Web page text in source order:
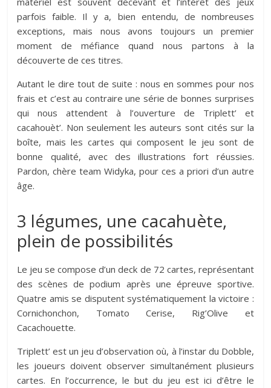
parfois faible. Il y a, bien entendu, de nombreuses
exceptions, mais nous avons toujours un premier
moment de méfiance quand nous partons à la
découverte de ces titres.
Autant le dire tout de suite : nous en sommes pour nos
frais et c’est au contraire une série de bonnes surprises
qui nous attendent à l’ouverture de Triplett’ et
cacahouèt’. Non seulement les auteurs sont cités sur la
boîte, mais les cartes qui composent le jeu sont de
bonne qualité, avec des illustrations fort réussies.
Pardon, chère team Widyka, pour ces a priori d’un autre
âge.
3 légumes, une cacahuète,
plein de possibilités
Le jeu se compose d’un deck de 72 cartes, représentant
des scènes de podium après une épreuve sportive.
Quatre amis se disputent systématiquement la victoire :
Cornichonchon, Tomato Cerise, Rig’Olive et
Cacachouette.
Triplett’ est un jeu d’observation où, à l’instar du Dobble,
les joueurs doivent observer simultanément plusieurs
cartes. En l’occurrence, le but du jeu est ici d’être le